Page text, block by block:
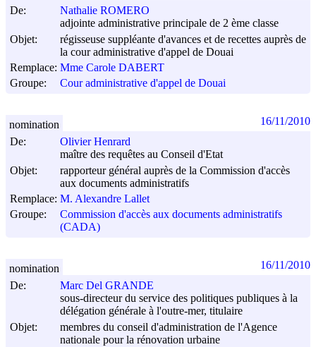
De:
Nathalie ROMERO
adjointe administrative principale de 2 ème classe
Objet:
régisseuse suppléante d'avances et de recettes auprès de
la cour administrative d'appel de Douai
Remplace: Mme Carole DABERT
Groupe:
Cour administrative d'appel de Douai
De:
Olivier Henrard
maître des requêtes au Conseil d'Etat
Objet:
rapporteur général auprès de la Commission d'accès
aux documents administratifs
Remplace: M. Alexandre Lallet
Groupe:
Commission d'accès aux documents administratifs
(CADA)
nomination 16/11/2010
De:
Marc Del GRANDE
sous-directeur du service des politiques publiques à la
délégation générale à l'outre-mer, titulaire
Objet:
membres du conseil d'administration de l'Agence
nationale pour la rénovation urbaine
nomination 16/11/2010